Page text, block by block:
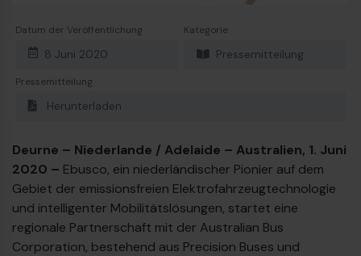
Datum der Veröffentlichung
8 Juni 2020
Kategorie
Pressemitteilung
Pressemitteilung
Herunterladen
Deurne – Niederlande / Adelaide – Australien, 1. Juni
2020 – Ebusco, ein niederländischer Pionier auf dem
Gebiet der emissionsfreien Elektrofahrzeugtechnologie
und intelligenter Mobilitätslösungen, startet eine
regionale Partnerschaft mit der Australian Bus
Corporation, bestehend aus Precision Buses und